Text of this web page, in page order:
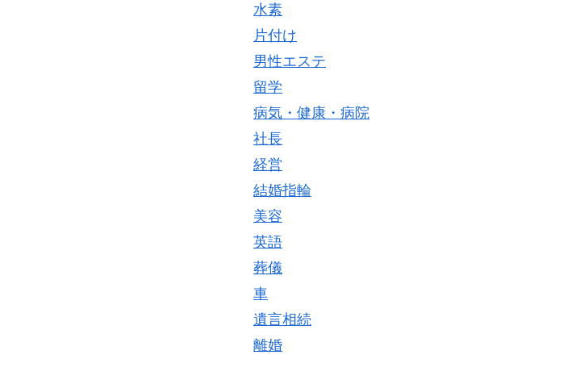
水素
片付け
男性エステ
留学
病気・健康・病院
社長
経営
結婚指輪
美容
英語
葬儀
車
遺言相続
離婚